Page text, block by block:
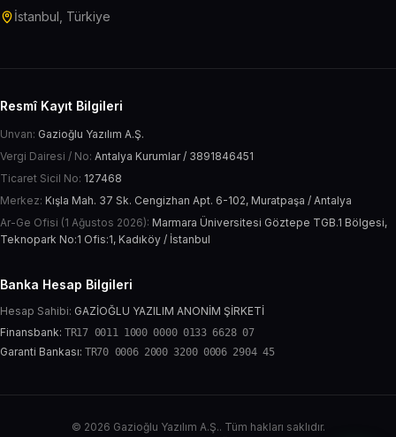
İstanbul, Türkiye
Resmî Kayıt Bilgileri
Unvan: Gazioğlu Yazılım A.Ş.
Vergi Dairesi / No: Antalya Kurumlar / 3891846451
Ticaret Sicil No: 127468
Merkez: Kışla Mah. 37 Sk. Cengizhan Apt. 6-102, Muratpaşa / Antalya
Ar-Ge Ofisi (1 Ağustos 2026): Marmara Üniversitesi Göztepe TGB.1 Bölgesi,
Teknopark No:1 Ofis:1, Kadıköy / İstanbul
Banka Hesap Bilgileri
Hesap Sahibi: GAZİOĞLU YAZILIM ANONİM ŞİRKETİ
Finansbank: TR17 0011 1000 0000 0133 6628 07
Garanti Bankası: TR70 0006 2000 3200 0006 2904 45
© 2026 Gazioğlu Yazılım A.Ş.. Tüm hakları saklıdır.